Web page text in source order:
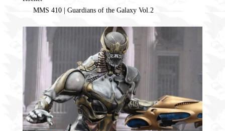
MMS 410 | Guardians of the Galaxy Vol.2